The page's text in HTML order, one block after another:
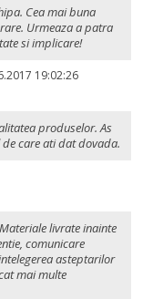
Cea mai buna
Urmeaza a patra
si implicare!
19:02:26
produselor. As
care ati dat dovada.
livrate inainte
comunicare
asteptarilor
mai multe